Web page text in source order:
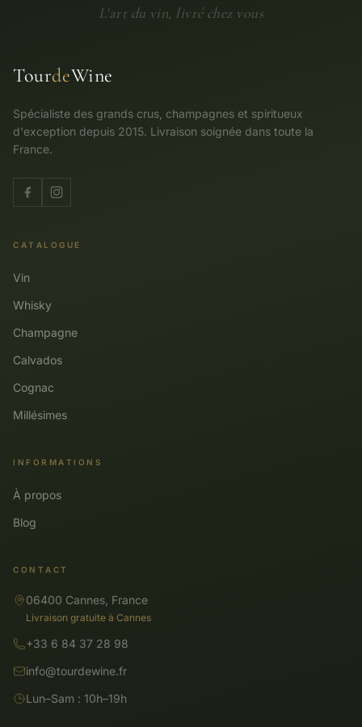
L'art du vin, livré chez vous
TourdeWine
Spécialiste des grands crus, champagnes et spiritueux
d'exception depuis 2015. Livraison soignée dans toute la
France.
CATALOGUE
Vin
Whisky
Champagne
Calvados
Cognac
Millésimes
INFORMATIONS
À propos
Blog
CONTACT
06400 Cannes, France
Livraison gratuite à Cannes
+33 6 84 37 28 98
info@tourdewine.fr
Lun–Sam : 10h–19h